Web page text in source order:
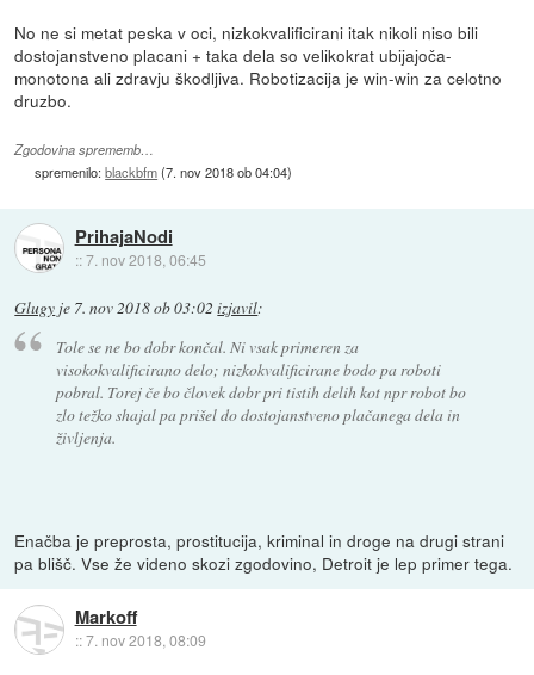
No ne si metat peska v oci, nizkokvalificirani itak nikoli niso bili
dostojanstveno placani + taka dela so velikokrat ubijajoča-
monotona ali zdravju škodljiva. Robotizacija je win-win za celotno
druzbo.
Zgodovina sprememb…
spremenilo:blackbfm(7. nov 2018 ob 04:04)
PrihajaNodi
::7. nov 2018, 06:45
Glugy je 7. nov 2018 ob 03:02 izjavil:
Tole se ne bo dobr končal. Ni vsak primeren za
visokokvalificirano delo; nizkokvalificirane bodo pa roboti
pobral. Torej če bo človek dobr pri tistih delih kot npr robot bo
zlo težko shajal pa prišel do dostojanstveno plačanega dela in
življenja.
Enačba je preprosta, prostitucija, kriminal in droge na drugi strani
pa blišč. Vse že videno skozi zgodovino, Detroit je lep primer tega.
Markoff
::7. nov 2018, 08:09